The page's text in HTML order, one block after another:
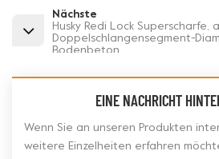
Nächste
Husky Redi Lock Superscharfe,
Doppelschlangensegment-
Bodenbeton
EINE NACHRICHT
Wenn Sie an unseren Produkten
weitere Einzelheiten erfahren